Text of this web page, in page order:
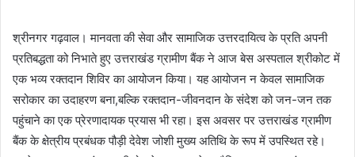
श्रीनगर गढ़वाल। मानवता की सेवा और सामाजिक उत्तरदायित्व के प्रति अपनी
प्रतिबद्धता को निभाते हुए उत्तराखंड ग्रामीण बैंक ने आज बेस अस्पताल श्रीकोट में
एक भव्य रक्तदान शिविर का आयोजन किया। यह आयोजन न केवल सामाजिक
सरोकार का उदाहरण बना,बल्कि रक्तदान-जीवनदान के संदेश को जन-जन तक
पहुंचाने का एक प्रेरणादायक प्रयास भी रहा। इस अवसर पर उत्तराखंड ग्रामीण
बैंक के क्षेत्रीय प्रबंधक पौड़ी देवेश जोशी मुख्य अतिथि के रूप में उपस्थित रहे।